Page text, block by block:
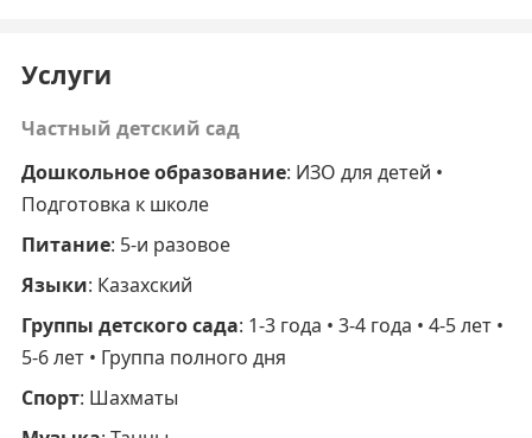
Услуги
Частный детский сад
Дошкольное образование: ИЗО для детей •
Подготовка к школе
Питание: 5-и разовое
Языки: Казахский
Группы детского сада: 1-3 года • 3-4 года • 4-5 лет •
5-6 лет • Группа полного дня
Спорт: Шахматы